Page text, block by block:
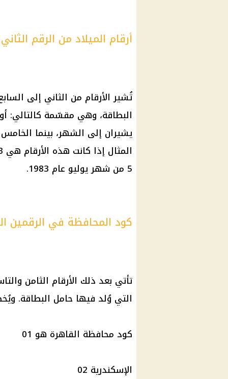
أرقام الميلاد من الرقم
تُشير الأرقام من الثاني إلى
البطاقة، وهي مقسّمة كالتالي:
يشيران إلى الشهر، بينما
5 من شهر يوليو عام 1983.
كود المحافظة في الرقمين
تأتي بعد ذلك الأرقام الثامن
التي وُلد فيها حامل البطاقة.
كود محافظة القاهرة هو 01
الإسكندرية